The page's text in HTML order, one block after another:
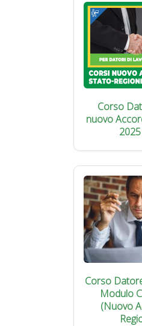
Corso
nuovo
Corso
Modulo
(Nuovo